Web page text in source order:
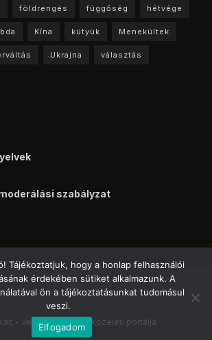
földrengés függőség hétvége
Kína kütyük Menekültek
Ukrajna választás
szabályzat
- Veszprém online közéleti portálja
Tájékoztatjuk, hogy a honlap felhasználói
érdekében sütiket alkalmazunk. A
ön a tájékoztatásunkat tudomásul
veszi.
Elfogadom